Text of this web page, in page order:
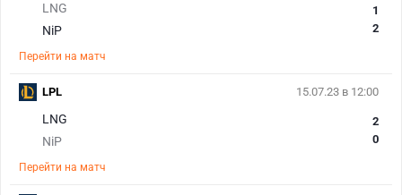
LNG
NiP
1
2
Перейти на матч
15.07.23 в 12:00
LNG
NiP
2
0
Перейти на матч
LPL